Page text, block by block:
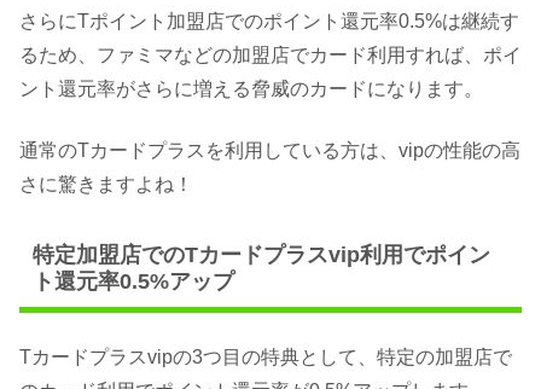
さらにTポイント加盟店でのポイント還元率0.5%は継続す
るため、ファミマなどの加盟店でカード利用すれば、ポイ
ント還元率がさらに増える脅威のカードになります。
通常のTカードプラスを利用している方は、vipの性能の高
さに驚きますよね！
特定加盟店でのTカードプラスvip利用でポイン
ト還元率0.5%アップ
Tカードプラスvipの3つ目の特典として、特定の加盟店で